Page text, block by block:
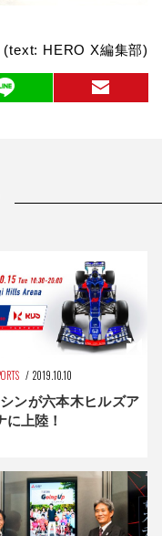
(text: HERO X編集部)
2019.10.10
ンが六本木ヒルズア
に上陸！